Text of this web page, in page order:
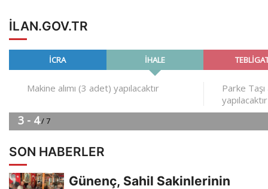
ILAN.GOV.TR
SON HABERLER
Günenç, Sahil Sakinlerinin